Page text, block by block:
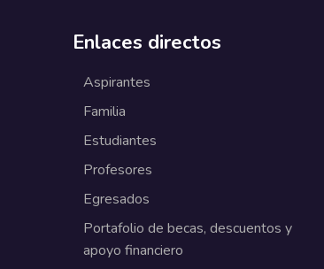
Enlaces directos
Aspirantes
Familia
Estudiantes
Profesores
Egresados
Portafolio de becas, descuentos y
apoyo financiero